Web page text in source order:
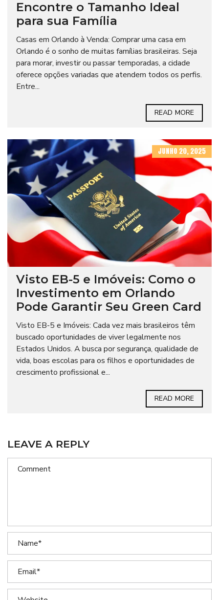
Encontre o Tamanho Ideal
para sua Família
Casas em Orlando à Venda: Comprar uma casa em
Orlando é o sonho de muitas famílias brasileiras. Seja
para morar, investir ou passar temporadas, a cidade
oferece opções variadas que atendem todos os perfis.
Entre...
READ MORE
JUNHO 20, 2025
Visto EB-5 e Imóveis: Como o
Investimento em Orlando
Pode Garantir Seu Green Card
Visto EB-5 e Imóveis: Cada vez mais brasileiros têm
buscado oportunidades de viver legalmente nos
Estados Unidos. A busca por segurança, qualidade de
vida, boas escolas para os filhos e oportunidades de
crescimento profissional e...
READ MORE
LEAVE A REPLY